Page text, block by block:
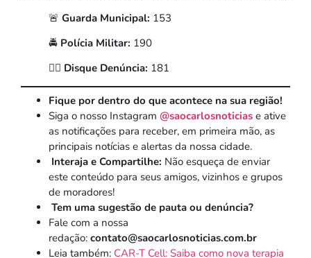
🚨 Guarda Municipal: 153
🚔 Polícia Militar: 190
🕵️‍♂️ Disque Denúncia: 181
Fique por dentro do que acontece na sua região!
Siga o nosso Instagram @saocarlosnoticias e ative
as notificações para receber, em primeira mão, as
principais notícias e alertas da nossa cidade.
Interaja e Compartilhe: Não esqueça de enviar
este conteúdo para seus amigos, vizinhos e grupos
de moradores!
Tem uma sugestão de pauta ou denúncia?
Fale com a nossa
redação: contato@saocarlosnoticias.com.br
Leia também: CAR-T Cell: Saiba como nova terapia